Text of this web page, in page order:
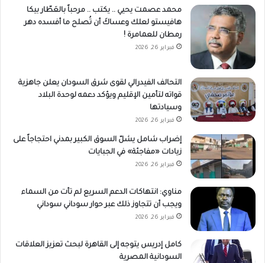
محمد عصمت يحيي .. يكتب .. مرحباً بالعَطّار بيكا
هافيستو لعلك وعساكَ أن تُصلح ما أفسده دهر
رمطان للعمامرة !
فبراير 26, 2026
التحالف الفيدرالي لقوى شرق السودان يعلن جاهزية
قواته لتأمين الإقليم ويؤكد دعمه لوحدة البلاد
وسيادتها
فبراير 26, 2026
إضراب شامل يشلّ السوق الكبير بمدني احتجاجاً على
زيادات «مفاجئة» في الجبايات
فبراير 26, 2026
مناوي: انتهاكات الدعم السريع لم تأت من السماء
ويجب أن تتجاوز ذلك عبر حوار سوداني سوداني
فبراير 26, 2026
كامل إدريس يتوجه إلى القاهرة لبحث تعزيز العلاقات
السودانية المصرية